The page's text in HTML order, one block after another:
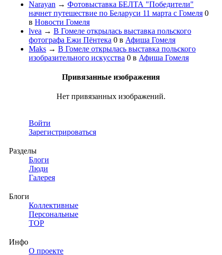
Narayan → Фотовыставка БЕЛТА "Победители"
начнет путешествие по Беларуси 11 марта с Гомеля 0
в Новости Гомеля
lvea → В Гомеле открылась выставка польского
фотографа Ежи Пёнтека 0 в Афиша Гомеля
Maks → В Гомеле открылась выставка польского
изобразительного искусства 0 в Афиша Гомеля
Привязанные изображения
Нет привязанных изображений.
Войти
Зарегистрироваться
Разделы
Блоги
Люди
Галерея
Блоги
Коллективные
Персональные
TOP
Инфо
О проекте